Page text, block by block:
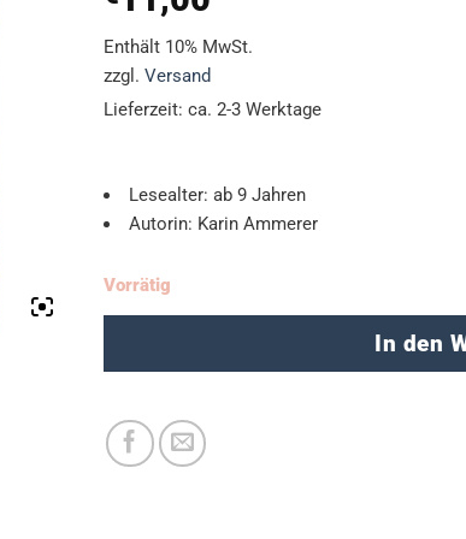
Enthält 10% MwSt.
zzgl.Versand
Lieferzeit: ca. 2-3 Werktage
Lesealter: ab 9 Jahren
Autorin: Karin Ammerer
Vorrätig
In den